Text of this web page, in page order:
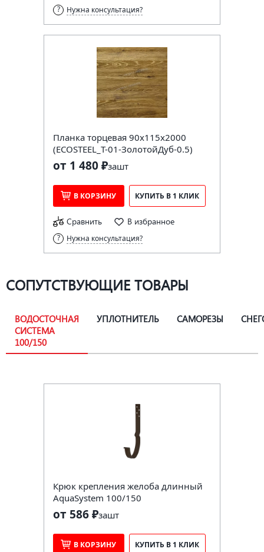
Нужна консультация?
Планка торцевая 90х115х2000
(ECOSTEEL_T-01-ЗолотойДуб-0.5)
от 1 480 ₽зашт
В КОРЗИНУ КУПИТЬ В 1 КЛИК
Сравнить В избранное
Нужна консультация?
СОПУТСТВУЮЩИЕ ТОВАРЫ
ВОДОСТОЧНАЯ
СИСТЕМА
100/150
УПЛОТНИТЕЛЬ САМОРЕЗЫ
Крюк крепления желоба длинный
AquaSystem 100/150
от 586 ₽зашт
В КОРЗИНУ КУПИТЬ В 1 КЛИК